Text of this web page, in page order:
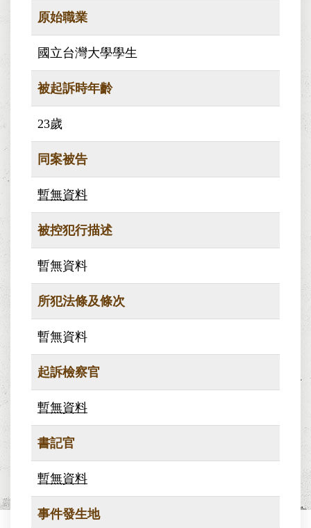
原始職業
國立台灣大學學生
被起訴時年齡
23歲
同案被告
暫無資料
被控犯行描述
暫無資料
所犯法條及條次
暫無資料
起訴檢察官
暫無資料
書記官
暫無資料
事件發生地